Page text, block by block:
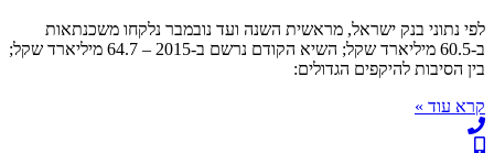
לפי נתוני בנק ישראל, מראשית השנה ועד נובמבר נלקחו משכנתאות
ב-60.5 מיליארד שקל; השיא הקודם נרשם ב-2015 – 64.7 מיליארד שקל;
בין הסיבות להיקפים הגדולים:
קרא עוד »